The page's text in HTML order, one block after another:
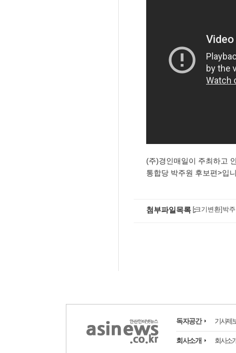
(주)경인매일이 주최하고
통합당 박주원 후보편>입
첨부파일목록 [크기변환]박
벚꽃 흩날리는 안산시
으로 즐겨요'
2020년 가장 큰 "보름달
독자공간 기사제
회사소개 회사소